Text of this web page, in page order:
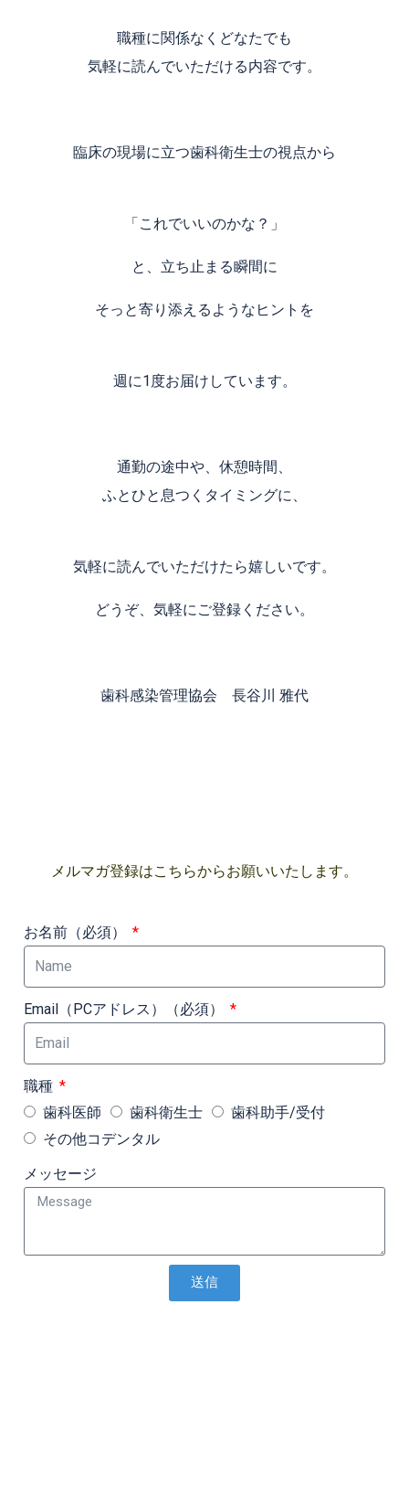
職種に関係なくどなたでも
気軽に読んでいただける内容です。
臨床の現場に立つ歯科衛生士の視点から
「これでいいのかな？」
と、立ち止まる瞬間に
そっと寄り添えるようなヒントを
週に1度お届けしています。
通勤の途中や、休憩時間、
ふとひと息つくタイミングに、
気軽に読んでいただけたら嬉しいです。
どうぞ、気軽にご登録ください。
歯科感染管理協会 長谷川 雅代
メルマガ登録はこちらからお願いいたします。
お名前（必須）
Email（PCアドレス）（必須）
職種
歯科医師
歯科衛生士
歯科助手/受付
その他コデンタル
メッセージ
送信